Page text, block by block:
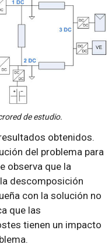
de estudio.
obtenidos.
del problema para
observa que la
descomposición
con la solución no
que las
tienen un impacto